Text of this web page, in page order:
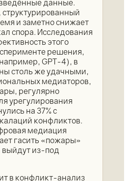
данные.
и заметно снижает
спора. Исследования
этого
решения,
GPT-4), в
столь же удачными,
медиаторов,
регулярно
урегулирования
на 37% с
конфликтов.
медиация
гасить «пожары»
выйдут из-под
в конфликт-анализ